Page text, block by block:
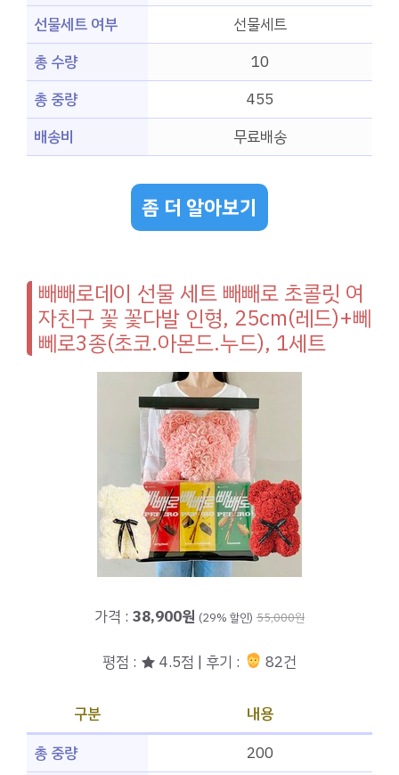
선물세트 여부
선물세트
총 수량
10
총 중량
455
배송비
무료배송
좀 더 알아보기
빼빼로데이 선물 세트 빼빼로 초콜릿 여
자친구 꽃 꽃다발 인형, 25cm(레드)+뻬
뻬로3종(초코.아몬드.누드), 1세트
가격 : 38,900원 (29% 할인) 55,000원
평점 : ★ 4.5점 | 후기 : 82건
구분
내용
총 중량
200